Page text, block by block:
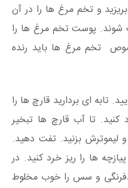
و تخم مرغ ها را در آن
شوند. پوست تخم مرغ ها را
تخم مرغ ها باید رنده
تابه ای بردارید قارچ ها را
کنید. تا آب قارچ ها تبخیر
لیموترش بزنید. تفت دهید.
ها را ریز خرد کنید. در
و سس را خوب مخلوط